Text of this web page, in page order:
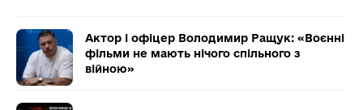
Актор і офіцер Володимир Ращук: «Воєнні
фільми не мають нічого спільного з
війною»